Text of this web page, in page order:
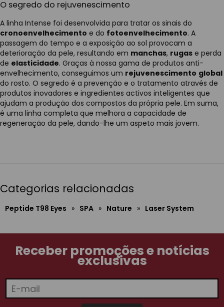
O segredo do rejuvenescimento
A linha Intense foi desenvolvida para tratar os sinais do
cronoenvelhecimento e do fotoenvelhecimento. A
passagem do tempo e a exposição ao sol provocam a
deterioração da pele, resultando em manchas, rugas e perda
de elasticidade. Graças à nossa gama de produtos anti-
envelhecimento, conseguimos um rejuvenescimento global
do rosto. O segredo é a prevenção e o tratamento através de
produtos inovadores e ingredientes activos inteligentes que
ajudam a produção dos compostos da própria pele. Em suma,
é uma linha completa que melhora a capacidade de
regeneração da pele, dando-lhe um aspeto mais jovem.
Categorias relacionadas
Peptide T98 Eyes » SPA » Nature » Laser System
Receber promoções e notícias
exclusivas